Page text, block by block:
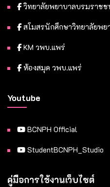
วิทยาลัยพยาบาลบรมราช
สโมสรนักศึกษาวิทยาลัยพ
KM วพบ.แพร่
ห้องสมุด วพบ.แพร่
Youtube
BCNPH Official
StudentBCNPH_Studio
คู่มือการใช้งานเว็บไซต์